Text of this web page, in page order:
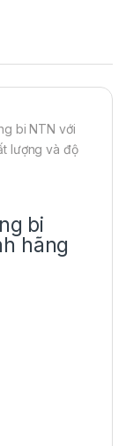
bi NTN với
lượng và độ
bi
hãng